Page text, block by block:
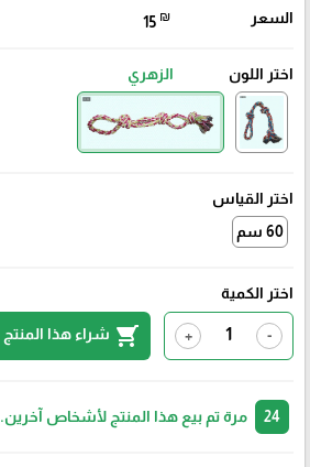
السعر 15 ₪
اختر اللون الزهري
اختر القياس
60 سم
اختر الكمية
-
+
shopping_cart شراء هذا المنتج
مرة تم بيع هذا المنتج لأشخاص آخرين.